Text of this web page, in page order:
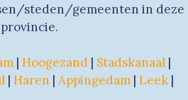
steden/gemeenten in deze
provincie.
| Hoogezand| Stadskanaal|
| Haren | Appingedam| Leek|